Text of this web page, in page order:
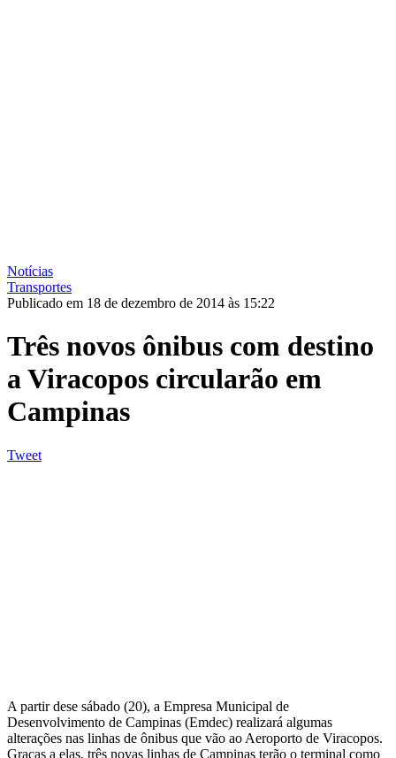
Notícias
Transportes
Publicado em 18 de dezembro de 2014 às 15:22
Três novos ônibus com destino
a Viracopos circularão em
Campinas
Tweet
A partir dese sábado (20), a Empresa Municipal de
Desenvolvimento de Campinas (Emdec) realizará algumas
alterações nas linhas de ônibus que vão ao Aeroporto de Viracopos.
Graças a elas, três novas linhas de Campinas terão o terminal como